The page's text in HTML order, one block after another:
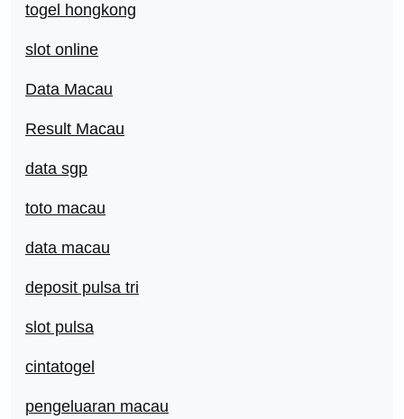
togel hongkong
slot online
Data Macau
Result Macau
data sgp
toto macau
data macau
deposit pulsa tri
slot pulsa
cintatogel
pengeluaran macau